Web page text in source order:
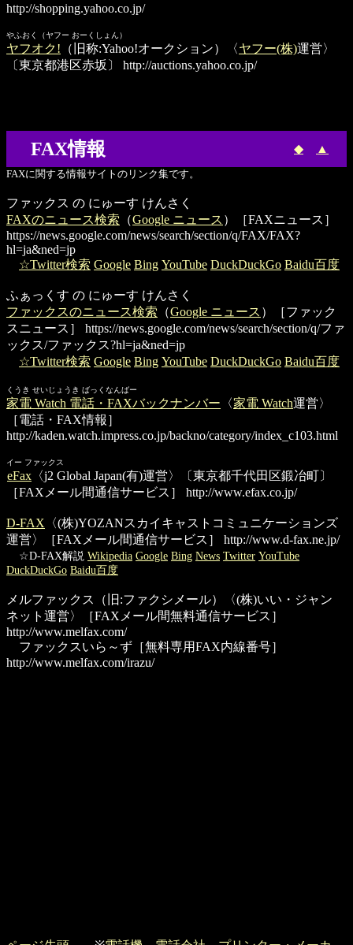
http://shopping.yahoo.co.jp/
やふおく（ヤフー おーくしょん）
ヤフオク! （旧称:Yahoo!オークション）〈ヤフー(株)運営〉
〔東京都港区赤坂〕
http://auctions.yahoo.co.jp/
FAX情報 ◆ ▲
FAXに関する情報サイトのリンク集です。
ファックス の にゅーす けんさく
FAXのニュース検索 （Google ニュース ）［FAXニュース］
https://news.google.com/news/search/section/q/FAX/FAX?
hl=ja&ned=jp
☆Twitter検索 Google Bing YouTube DuckDuckGo Baidu百度
ふぁっくす の にゅーす けんさく
ファックスのニュース検索 （Google ニュース ）［ファック
スニュース］
ックス/ファックス?hl=ja&ned=jp
☆Twitter検索 Google Bing YouTube DuckDuckGo Baidu百度
くうき せいじょうき ばっくなんばー
家電 Watch 電話・FAXバックナンバー 〈家電 Watch運営〉
［電話・FAX情報］
http://kaden.watch.impress.co.jp/backno/category/index_c103.html
イー ファックス
eFax 〈j2 Global Japan(有)運営〉〔東京都千代田区鍛冶町〕
［FAXメール間通信サービス］
http://www.efax.co.jp/
D-FAX 〈(株)YOZANスカイキャストコミュニケーションズ
運営〉［FAXメール間通信サービス］
http://www.d-fax.ne.jp/
☆D-FAX解説 Wikipedia Google Bing News Twitter YouTube
DuckDuckGo Baidu百度
メルファックス
（旧:ファクシメール）〈(株)いい・ジャン
ネット運営〉［FAXメール間無料通信サービス］
http://www.melfax.com/
ファックスいら～ず ［無料専用FAX内線番号］
http://www.melfax.com/irazu/